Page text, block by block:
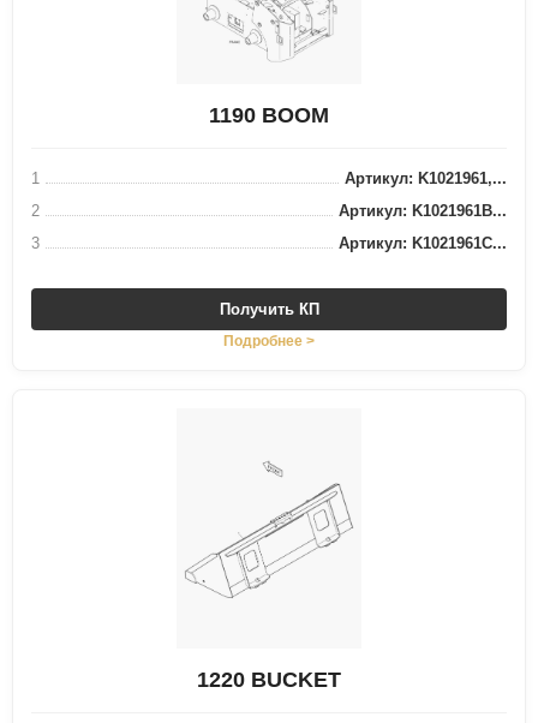
1190 BOOM
1
Артикул: K1021961,...
2
Артикул: K1021961B...
3
Артикул: K1021961C...
Получить КП
Подробнее >
1220 BUCKET